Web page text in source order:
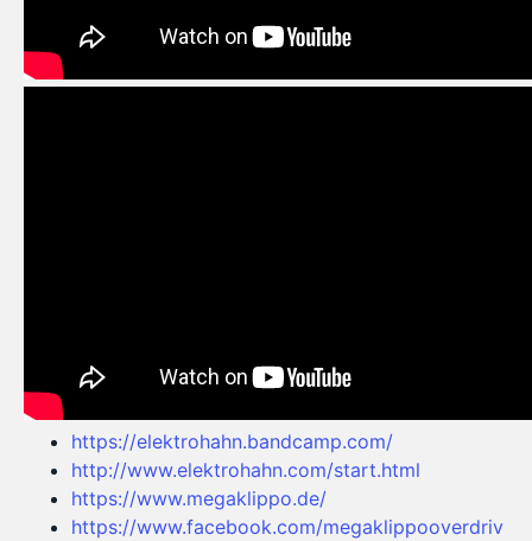
https://elektrohahn.bandcamp.com/
http://www.elektrohahn.com/start.html
https://www.megaklippo.de/
https://www.facebook.com/megaklippooverdriv